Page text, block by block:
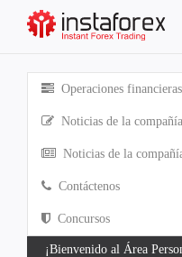
Operaciones financieras
Noticias de la compañía
Noticias de la
Contáctenos
Concursos
¡Bienvenido al Área